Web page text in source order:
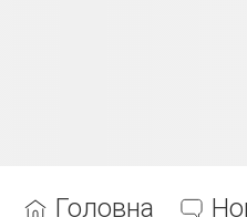
Головна